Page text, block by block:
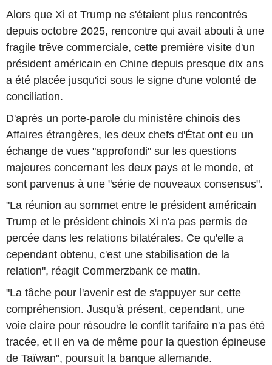
Alors que Xi et Trump ne s'étaient plus rencontrés
depuis octobre 2025, rencontre qui avait abouti à une
fragile trêve commerciale, cette première visite d'un
président américain en Chine depuis presque dix ans
a été placée jusqu'ici sous le signe d'une volonté de
conciliation.
D'après un porte-parole du ministère chinois des
Affaires étrangères, les deux chefs d'État ont eu un
échange de vues "approfondi" sur les questions
majeures concernant les deux pays et le monde, et
sont parvenus à une "série de nouveaux consensus".
"La réunion au sommet entre le président américain
Trump et le président chinois Xi n'a pas permis de
percée dans les relations bilatérales. Ce qu'elle a
cependant obtenu, c'est une stabilisation de la
relation", réagit Commerzbank ce matin.
"La tâche pour l'avenir est de s'appuyer sur cette
compréhension. Jusqu'à présent, cependant, une
voie claire pour résoudre le conflit tarifaire n'a pas été
tracée, et il en va de même pour la question épineuse
de Taïwan", poursuit la banque allemande.